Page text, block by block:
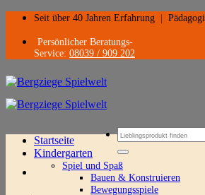
Zum
springen
Seit über 40 Jahren Erfahrung
Persönlicher Beratungs-
Service: 08039 / 909 202
Suchen
nach:
Startseite
Kindergarten
Spiel und Spaß
Bauen & Konstruieren
Bewegungsspiele